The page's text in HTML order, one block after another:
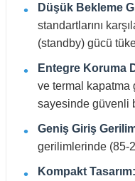
Düşük Bekleme
standartlarını
(standby) gücü
Entegre Koruma
ve termal
sayesinde güvenli
Geniş Giriş
gerilimlerinde (85-
Kompakt Tasarım: